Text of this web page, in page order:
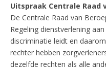
Uitspraak Centrale Raad
De Centrale Raad van
Regeling dienstverlening
discriminatie leidt en
rechter hebben
dezelfde rechten als alle